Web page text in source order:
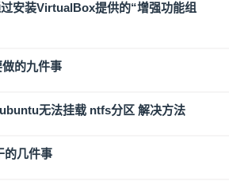
安装VirtualBox提供的“增强功能组
的九件事
无法挂载 ntfs分区 解决方法
的几件事